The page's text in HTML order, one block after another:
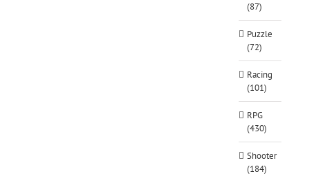
(87)
Puzzle
(72)
Racing
(101)
RPG
(430)
Shooter
(184)